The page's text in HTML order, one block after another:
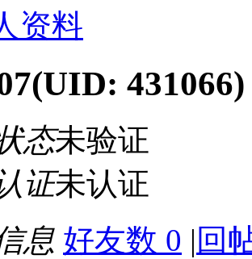
资料
(UID: 431066)
态未验证
证未认证
息 好友数 0 | 回